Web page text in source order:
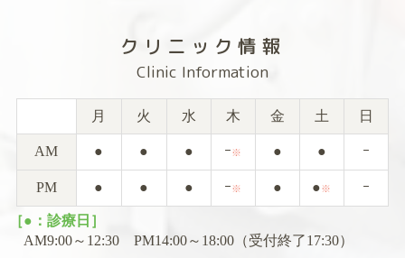
クリニック情報
Clinic Information
月 火 水 木 金 土 日
AM ● ● ● ｰ※ ● ● ｰ
PM ● ● ● ｰ※ ● ●※ ｰ
［●：診療日］
AM9:00～12:30 PM14:00～18:00（受付終了17:30）